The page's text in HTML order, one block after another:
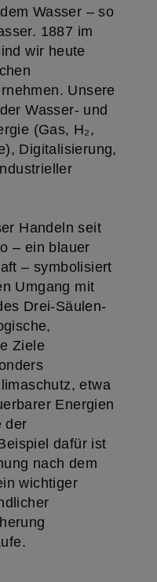
Wasser – so
1887 im
wir heute
Unsere
Wasser- und
(Gas, H₂,
Digitalisierung,
Handeln seit
– ein blauer
– symbolisiert
Umgang mit
Drei-Säulen-
Ziele
etwa
Energien
der
dafür ist
nach dem
wichtiger